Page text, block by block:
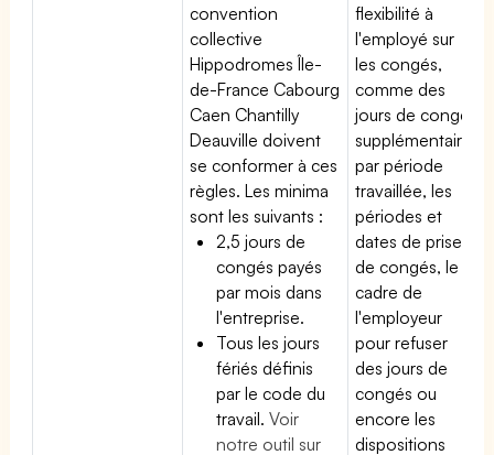
convention
collective
Hippodromes Île-
de-France Cabourg
Caen Chantilly
Deauville doivent
se conformer à ces
règles. Les minima
sont les suivants :
2,5 jours de
congés payés
par mois dans
l'entreprise.
Tous les jours
fériés définis
par le code du
travail.Voir
notre outil sur
flexibilité à
l'employé sur
les congés,
comme des
jours de congé
supplémentaires
par période
travaillée, les
périodes et
dates de prise
de congés, le
cadre de
l'employeur
pour refuser
des jours de
congés ou
encore les
dispositions